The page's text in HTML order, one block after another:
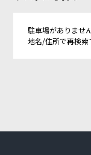
駐車場がありません
地名/住所で再検索